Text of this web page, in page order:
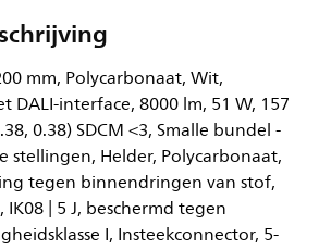
mm, Polycarbonaat, Wit,
DALI-interface, 8000 lm, 51 W, 157
0.38) SDCM <3, Smalle bundel -
stellingen, Helder, Polycarbonaat,
tegen binnendringen van stof,
| 5 J, beschermd tegen
I, Insteekconnector, 5-